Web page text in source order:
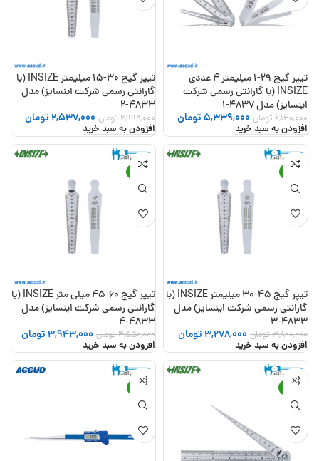
تیپر گیج 29-1 میلیمتر 4 عددی
INSIZE (با گارانتی رسمی شرکت
اینسایز) مدل 4837-1
6,140,000تومان 5,339,000تومان
افزودن به سبد خرید
تیپر گیج 30-15 میلیمتر INSIZE (با
گارانتی رسمی شرکت اینسایز) مدل
4833-2
2,998,000تومان 2,537,000تومان
افزودن به سبد خرید
-14%
تیپر گیج 45-30 میلیمتر INSIZE (با
گارانتی رسمی شرکت اینسایز) مدل
4833-3
3,800,000تومان 3,278,000تومان
افزودن به سبد خرید
-13%
تیپر گیج 60-45 میلی متر INSIZE (با
گارانتی رسمی شرکت اینسایز) مدل
4833-4
4,550,000تومان 3,943,000تومان
افزودن به سبد خرید
-22%
-12%